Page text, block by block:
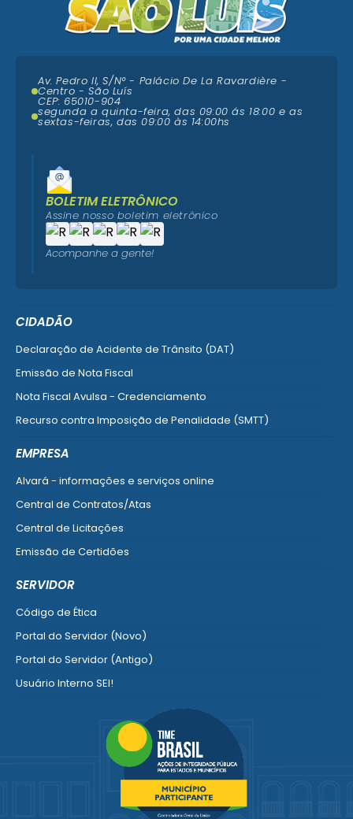
CIDADÃO
Declaração de Acidente de Trânsito (DAT)
Emissão de Nota Fiscal
Nota Fiscal Avulsa - Credenciamento
Recurso contra Imposição de Penalidade (SMTT)
EMPRESA
Alvará - informações e serviços online
Central de Contratos/Atas
Central de Licitações
Emissão de Certidões
SERVIDOR
Código de Ética
Portal do Servidor (Novo)
Portal do Servidor (Antigo)
Usuário Interno SEI!
Portal do Segurado
Manual de Gestão Patrimonial
Av. Pedro II, S/N° - Palácio De La Ravardière -
Centro - São Luís
CEP: 65010-904
segunda a quinta-feira, das 09:00 ás 18:00 e as
sextas-feiras, das 09:00 às 14:00hs
BOLETIM ELETRÔNICO
Assine nosso boletim eletrônico
Acompanhe a gente!